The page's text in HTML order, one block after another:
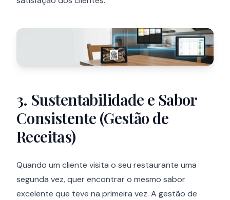
3. Sustentabilidade e Sabor
Consistente (Gestão de
Receitas)
Quando um cliente visita o seu restaurante uma
segunda vez, quer encontrar o mesmo sabor
excelente que teve na primeira vez. A gestão de